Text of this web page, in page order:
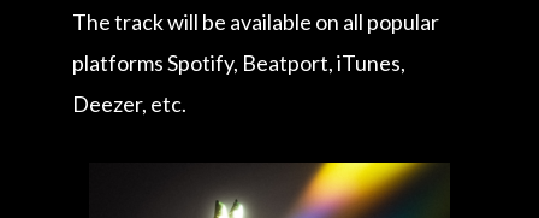
The track will be available on all popular
platforms Spotify, Beatport, iTunes,
Deezer, etc.